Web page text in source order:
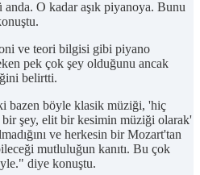
O kadar aşık piyanoya. Bunu
ve teori bilgisi gibi piyano
pek çok şey olduğunu ancak
belirtti.
bazen böyle klasik müziği, 'hiç
bir şey, elit bir kesimin müziği olarak'
ve herkesin bir Mozart'tan
mutluluğun kanıtı. Bu çok
diye konuştu.